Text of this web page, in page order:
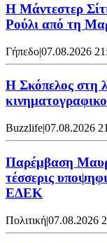
Η Μάντεστερ
Ρούλι από τη
Γήπεδο|07.08.2026
Η Σκόπελος στη
Buzzlife|07.08.2026
Παρέμβαση
τέσσερις
ΕΔΕΚ
Πολιτική|07.08.2026